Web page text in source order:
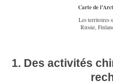
Carte de
Les territoires
Russie,
1. Des activités